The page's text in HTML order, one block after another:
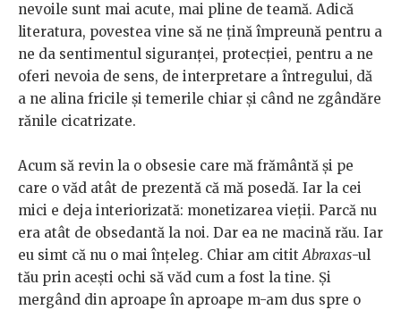
nevoile sunt mai acute, mai pline de teamă. Adică
literatura, povestea vine să ne țină împreună pentru a
ne da sentimentul siguranței, protecției, pentru a ne
oferi nevoia de sens, de interpretare a întregului, dă
a ne alina fricile și temerile chiar și când ne zgândăre
rănile cicatrizate.
Acum să revin la o obsesie care mă frământă și pe
care o văd atât de prezentă că mă posedă. Iar la cei
mici e deja interiorizată: monetizarea vieții. Parcă nu
era atât de obsedantă la noi. Dar ea ne macină rău. Iar
eu simt că nu o mai înțeleg. Chiar am cititAbraxas-ul
tău prin acești ochi să văd cum a fost la tine. Și
mergând din aproape în aproape m-am dus spre o